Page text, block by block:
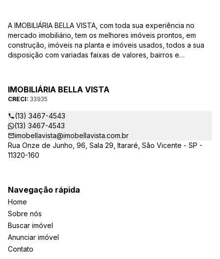
A IMOBILIÁRIA BELLA VISTA, com toda sua experiência no
mercado imobiliário, tem os melhores imóveis prontos, em
construção, imóveis na planta e imóveis usados, todos a sua
disposição com variadas faixas de valores, bairros e
ao CRECI-EE – estarão sempre prontos para responder-lhe
todas as suas dúvidas sobre casas, apartamentos, terrenos,
salas comerciais e outros produtos imobiliários.
IMOBILIÁRIA BELLA VISTA
CRECI: 33935
(13) 3467-4543
(13) 3467-4543
imobellavista@imobellavista.com.br
Rua Onze de Junho, 96, Sala 29, Itararé, São Vicente - SP -
11320-160
Navegação rápida
Home
Sobre nós
Buscar imóvel
Anunciar imóvel
Contato